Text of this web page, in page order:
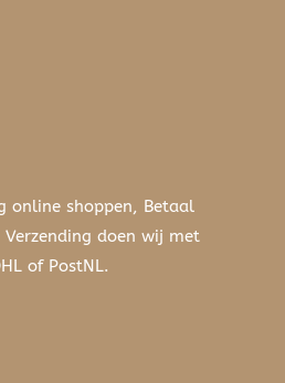
online shoppen, Betaal
doen wij met
of PostNL.